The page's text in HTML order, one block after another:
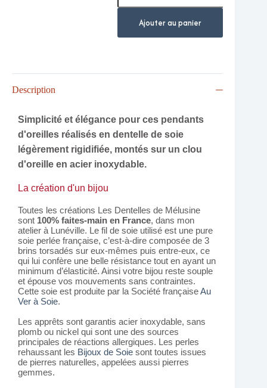
Ajouter au panier
Description
Simplicité et élégance pour ces pendants
d'oreilles réalisés en dentelle de soie
légèrement rigidifiée, montés sur un clou
d'oreille en acier inoxydable.
La création d'un bijou
Toutes les créations Les Dentelles de Mélusine
sont 100% faites-main en France, dans mon
atelier à Lunéville. Le fil de soie utilisé est une pure
soie perlée française, c’est-à-dire composée de 3
brins torsadés sur eux-mêmes puis entre-eux, ce
qui lui confère une belle résistance tout en ayant un
minimum d’élasticité. Ainsi votre bijou reste souple
et épouse vos mouvements sans contraintes.
Cette soie est produite par la Société françaiseAu
Ver à Soie.
Les apprêts sont garantis acier inoxydable, sans
plomb ou nickel qui sont une des sources
principales de réactions allergiques. Les perles
rehaussant les Bijoux de Soie sont toutes issues
de pierres naturelles, appelées aussi pierres
gemmes.